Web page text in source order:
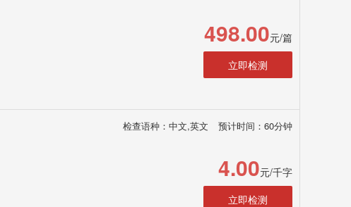
498.00元/篇
立即检测
检查语种：中文,英文 预计时间：60分钟
4.00元/千字
立即检测